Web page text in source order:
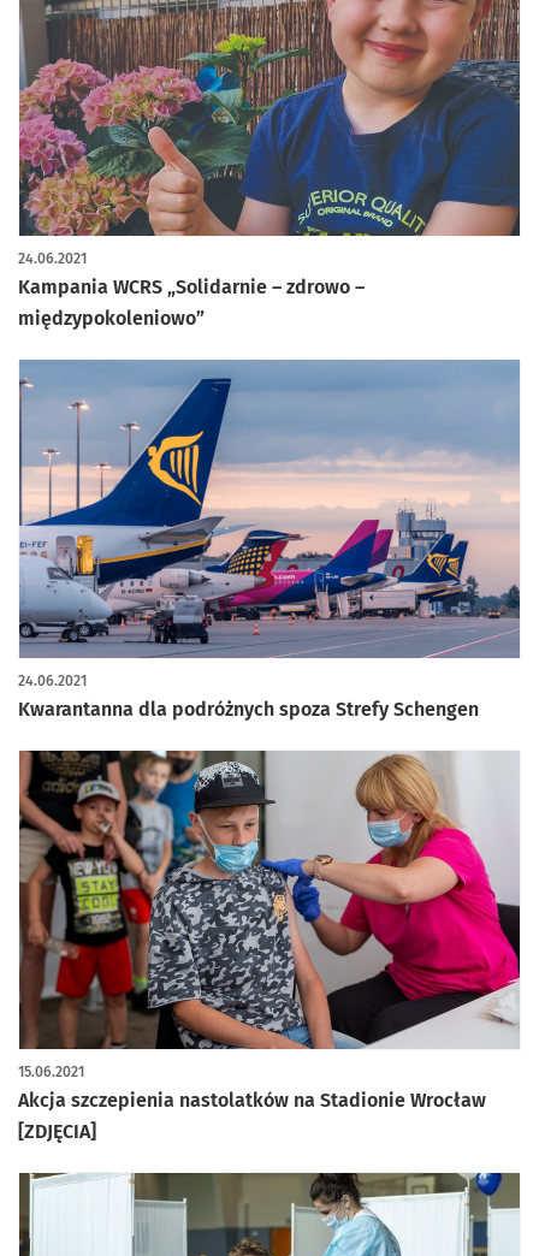
Kampania WCRS „Solidarnie – zdrowo –
międzypokoleniowo”
24.06.2021
Kwarantanna dla podróżnych spoza Strefy Schengen
24.06.2021
Akcja szczepienia nastolatków na Stadionie Wrocław
[ZDJĘCIA]
15.06.2021